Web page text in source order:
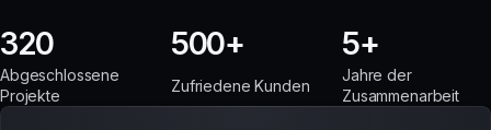
320
Abgeschlossene
Projekte
500
Zufriedene Kunden
5
Jahre der
Zusammenarbeit